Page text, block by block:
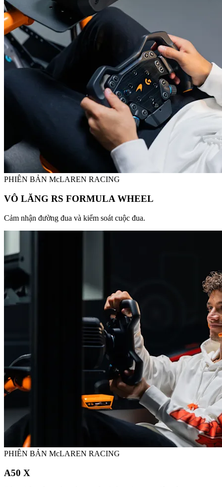
PHIÊN BẢN McLAREN RACING
VÔ LĂNG RS FORMULA WHEEL
Cảm nhận đường đua và kiểm soát cuộc đua.
PHIÊN BẢN McLAREN RACING
A50 X